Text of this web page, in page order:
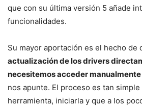
que con su última versión 5 añade
funcionalidades.
Su mayor aportación es el hecho de
actualización de los drivers
necesitemos acceder manualmente
nos apunte. El proceso es tan
herramienta, iniciarla y que a los